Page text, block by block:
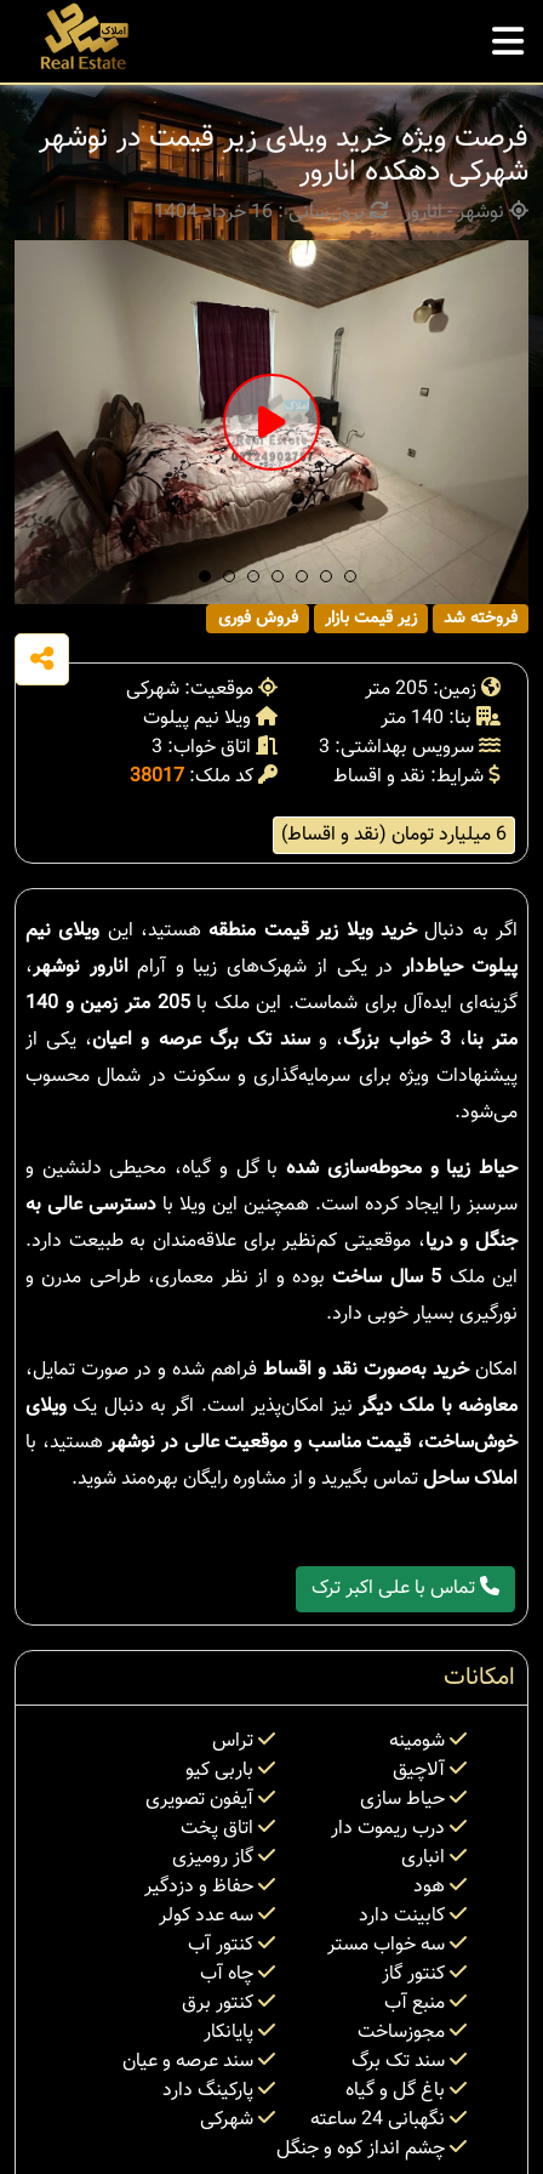
فرصت ویژه خرید ویلای زیر قیمت در نوشهر
شهرکی دهکده انارور
نوشهر - انارور بروزرسانی : 16 خرداد 1404
فروخته شد زیر قیمت بازار فروش فوری
زمین: 205 متر
موقعیت: شهرکی
بنا: 140 متر
ویلا نیم پیلوت
سرویس بهداشتی: 3
اتاق خواب: 3
شرایط: نقد و اقساط
کد ملک: 38017
6 میلیارد تومان (نقد و اقساط)
اگر به دنبالخرید ویلا زیر قیمت منطقههستید، این ویلای نیم
پیلوت حیاط‌دار در یکی از شهرک‌های زیبا و آرامانارور نوشهر،
گزینه‌ای ایده‌آل برای شماست. این ملک با
205 متر زمین و 140
متر بنا،3 خواب بزرگ ، وسند تک برگ عرصه و اعیان، یکی از
پیشنهادات ویژه برای سرمایه‌گذاری و سکونت در شمال محسوب
می‌شود.
حیاط زیبا و محوطه‌سازی شدهبا گل و گیاه، محیطی دلنشین و
سرسبز را ایجاد کرده است. همچنین این ویلا با دسترسی عالی به
جنگل و دریا، موقعیتی کم‌نظیر برای علاقه‌مندان به طبیعت دارد.
این ملک 5 سال ساخت
بوده و از نظر معماری، طراحی مدرن و
نورگیری بسیار خوبی دارد.
امکانخرید به‌صورت نقد و اقساط فراهم شده و در صورت تمایل،
معاوضه با ملک دیگر نیز امکان‌پذیر است. اگر به دنبال یک ویلای
خوش‌ساخت، قیمت مناسب و موقعیت عالی در نوشهرهستید، با
املاک ساحلتماس بگیرید و از مشاوره رایگان بهره‌مند شوید.
تماس با علی اکبر ترک
امکانات
شومینه
تراس
آلاچیق
باربی کیو
حیاط سازی
آیفون تصویری
درب ریموت دار
اتاق پخت
انباری
گاز رومیزی
هود
حفاظ و دزدگیر
کابینت دارد
سه عدد کولر
سه خواب مستر
کنتور آب
کنتور گاز
چاه آب
منبع آب
کنتور برق
مجوزساخت
پایانکار
سند تک برگ
سند عرصه و عیان
باغ گل و گیاه
پارکینگ دارد
نگهبانی 24 ساعته
شهرکی
چشم انداز کوه و جنگل